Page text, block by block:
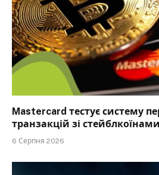
Mastercard тестує систему
транзакцій зі стейблкоїнами
6 Серпня 2026